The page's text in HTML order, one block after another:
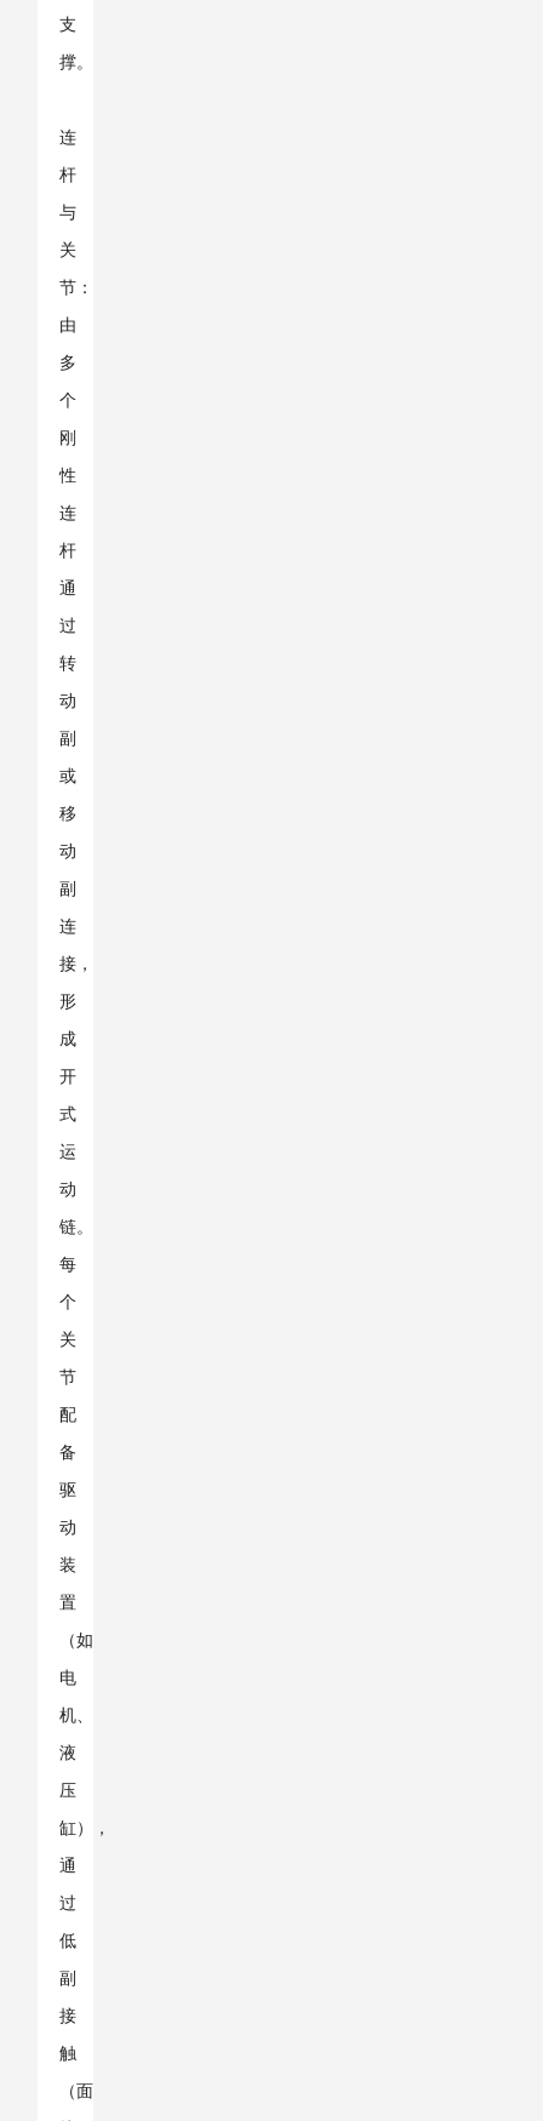
支
撑。
连
杆
与
关
节：
由
多
个
刚
性
连
杆
通
过
转
动
副
或
移
动
副
连
接，
形
成
开
式
运
动
链。
每
个
关
节
配
备
驱
动
装
置
（如
电
机、
液
压
缸），
通
过
低
副
接
触
（面